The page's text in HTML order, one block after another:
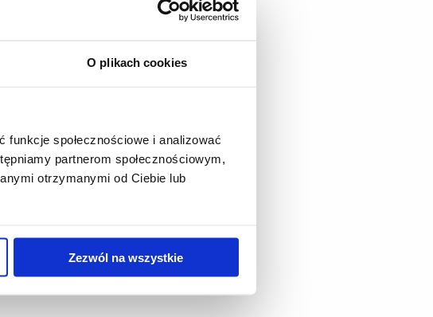
O plikach cookies
społecznościowe i analizować
partnerom społecznościowym,
otrzymanymi od Ciebie lub
Zezwól na wszystkie